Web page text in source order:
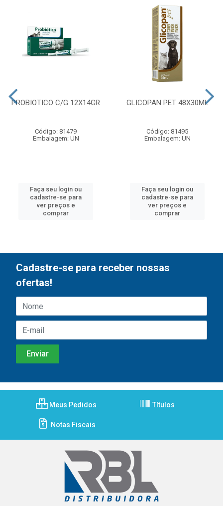
PROBIOTICO C/G 12X14GR
Código: 81479
Embalagem: UN
Faça seu login ou
cadastre-se para
ver preços e
comprar
GLICOPAN PET 48X30ML
Código: 81495
Embalagem: UN
Faça seu login ou
cadastre-se para
ver preços e
comprar
Cadastre-se para receber nossas
ofertas!
Meus Pedidos Títulos
Notas Fiscais